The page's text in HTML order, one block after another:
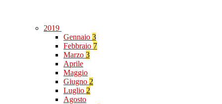
2019
Gennaio 3
Febbraio 7
Marzo 3
Aprile
Maggio
Giugno 2
Luglio 2
Agosto